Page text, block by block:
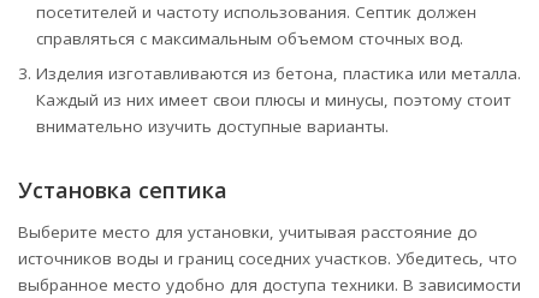
посетителей и частоту использования. Септик должен
справляться с максимальным объемом сточных вод.
Изделия изготавливаются из бетона, пластика или металла.
Каждый из них имеет свои плюсы и минусы, поэтому стоит
внимательно изучить доступные варианты.
Установка септика
Выберите место для установки, учитывая расстояние до
источников воды и границ соседних участков. Убедитесь, что
выбранное место удобно для доступа техники. В зависимости